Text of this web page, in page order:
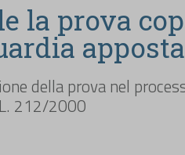
la prova
della prova nel
212/2000